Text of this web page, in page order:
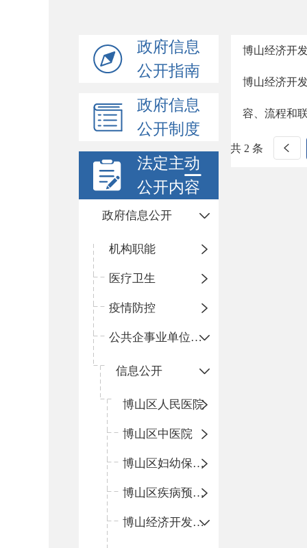
政府信息
公开指南
政府信息
公开制度
法定主动
公开内容
政府信息公开
机构职能
医疗卫生
疫情防控
公共企事业单位信息公开
信息公开
​博山区人民医院
博山区中医院
博山区妇幼保健院
博山区疾病预防控制中心
博山经济开发区卫生院
博山经济开
博山经济开
容、流程和
共 2 条